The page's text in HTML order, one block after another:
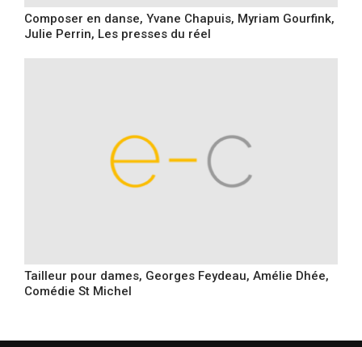
Composer en danse, Yvane Chapuis, Myriam Gourfink,
Julie Perrin, Les presses du réel
Tailleur pour dames, Georges Feydeau, Amélie Dhée,
Comédie St Michel